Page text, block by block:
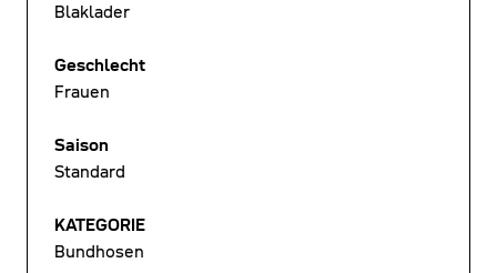
Blaklader
Geschlecht
Frauen
Saison
Standard
KATEGORIE
Bundhosen